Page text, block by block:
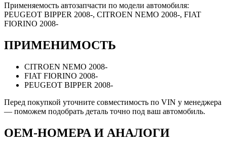
Применяемость автозапчасти по модели автомобиля:
PEUGEOT BIPPER 2008-, CITROEN NEMO 2008-, FIAT
FIORINO 2008-
ПРИМЕНИМОСТЬ
CITROEN NEMO 2008-
FIAT FIORINO 2008-
PEUGEOT BIPPER 2008-
Перед покупкой уточните совместимость по VIN у менеджера
— поможем подобрать деталь точно под ваш автомобиль.
OEM-НОМЕРА И АНАЛОГИ